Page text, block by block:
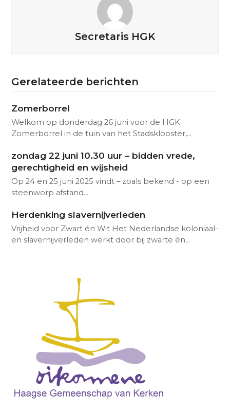
Secretaris HGK
Gerelateerde berichten
Zomerborrel
Welkom op donderdag 26 juni voor de HGK
Zomerborrel in de tuin van het Stadsklooster,…
zondag 22 juni 10.30 uur – bidden vrede,
gerechtigheid en wijsheid
Op 24 en 25 juni 2025 vindt – zoals bekend - op een
steenworp afstand…
Herdenking slavernijverleden
Vrijheid voor Zwart én Wit Het Nederlandse koloniaal-
en slavernijverleden werkt door bij zwarte én…